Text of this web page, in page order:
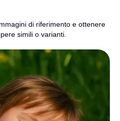
di riferimento e ottenere
simili o varianti.